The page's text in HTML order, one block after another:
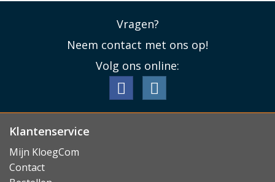
Lees minder
Vragen?
Neem contact met ons op!
Volg ons online:
Klantenservice
Mijn KloegCom
Contact